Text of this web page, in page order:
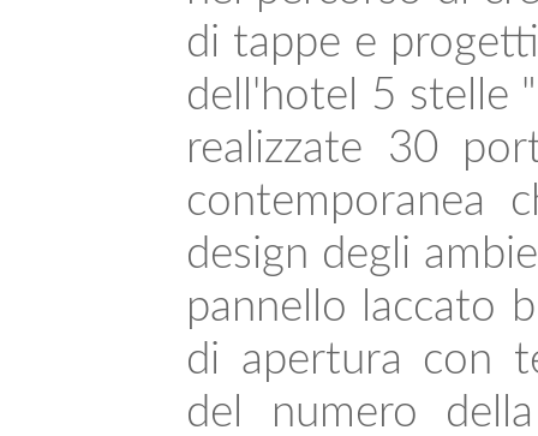
di tappe e
dell'hotel 5 stelle
realizzate 30
contemporanea
design degli
pannello laccato
di apertura con
del numero